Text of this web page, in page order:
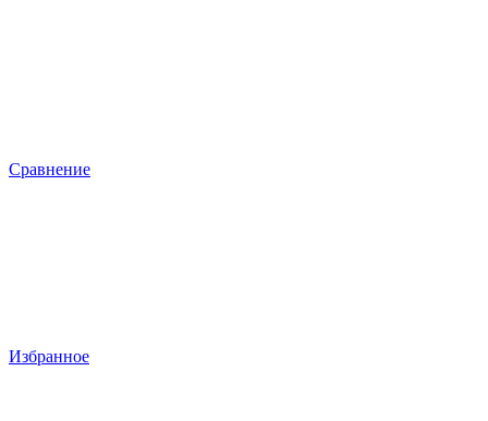
Сравнение
Избранное